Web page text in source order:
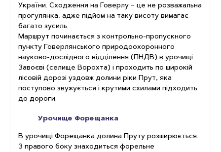
України. Сходження на Говерлу – це не розважальна
прогулянка, адже підйом на таку висоту вимагає
багато зусиль.
Маршрут починається з контрольно-пропускного
пункту Говерлянського природоохоронного
науково-дослідного відділення (ПНДВ) в урочищі
Завоєві (селище Ворохта) і проходить по широкій
лісовій дорозі уздовж долини ріки Прут, яка
поступово звужується і крутими схилами підходить
до дороги.
Урочище Форещанка
В урочищі Форещанка долина Пруту розширюється.
З правого боку знаходиться форельне